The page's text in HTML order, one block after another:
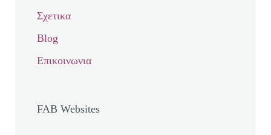
Σχετικα
Blog
Επικοινωνια
FAB Websites